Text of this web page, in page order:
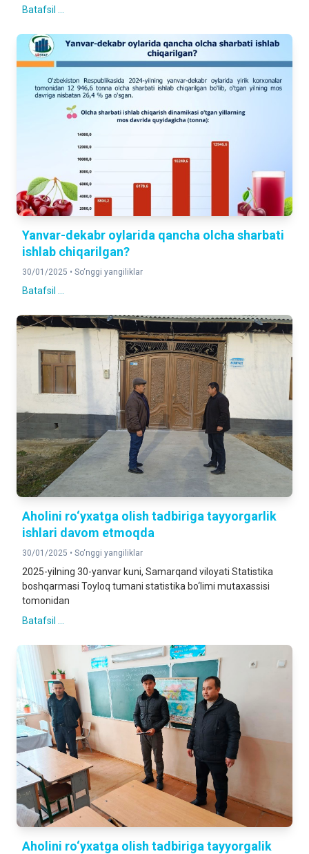
Batafsil ...
Yanvar-dekabr oylarida qancha olcha sharbati
ishlab chiqarilgan?
30/01/2025 • So‘nggi yangiliklar
Batafsil ...
Aholini ro‘yxatga olish tadbiriga tayyorgarlik
ishlari davom etmoqda
30/01/2025 • So‘nggi yangiliklar
2025-yilning 30-yanvar kuni, Samarqand viloyati Statistika
boshqarmasi Toyloq tumani statistika bo‘limi mutaxassisi
tomonidan
Batafsil ...
Aholini ro‘yxatga olish tadbiriga tayyorgalik